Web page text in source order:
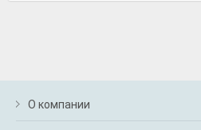
О компании